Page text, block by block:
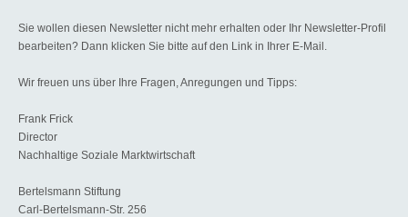
Sie wollen diesen Newsletter nicht mehr erhalten oder Ihr Newsletter-Profil
bearbeiten? Dann klicken Sie bitte auf den Link in Ihrer E-Mail.
Wir freuen uns über Ihre Fragen, Anregungen und Tipps:
Frank Frick
Director
Nachhaltige Soziale Marktwirtschaft
Bertelsmann Stiftung
Carl-Bertelsmann-Str. 256